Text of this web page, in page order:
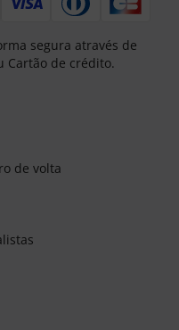
segura através de
Cartão de crédito.
de volta